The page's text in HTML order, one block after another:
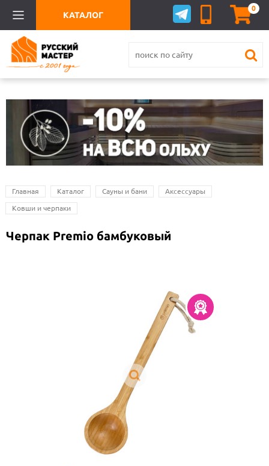
0
КАТАЛОГ
Главная Каталог Сауны и бани Аксессуары
Ковши и черпаки
Черпак Premio бамбуковый